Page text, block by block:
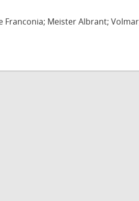
Franconia; Meister Albrant;